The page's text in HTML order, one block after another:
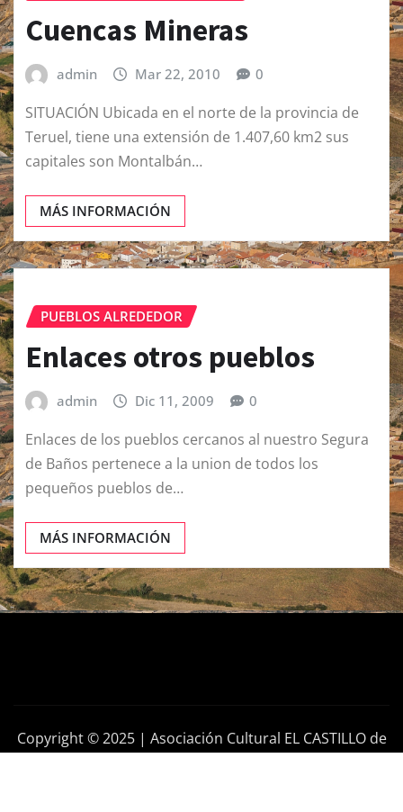
Cuencas Mineras
admin Mar 22, 2010 0
SITUACIÓN Ubicada en el norte de la provincia de
Teruel, tiene una extensión de 1.407,60 km2 sus
capitales son Montalbán…
MÁS INFORMACIÓN
PUEBLOS ALREDEDOR
Enlaces otros pueblos
admin Dic 11, 2009 0
Enlaces de los pueblos cercanos al nuestro Segura
de Baños pertenece a la union de todos los
pequeños pueblos de…
MÁS INFORMACIÓN
Copyright © 2025 | Asociación Cultural EL CASTILLO de